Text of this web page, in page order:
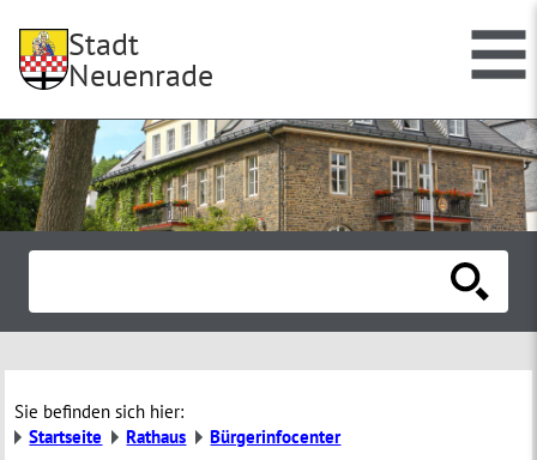
Stadt
Neuenrade
Sie befinden sich hier:
Startseite
Rathaus Bürgerinfocenter